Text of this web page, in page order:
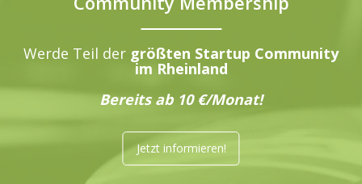
Werde Teil der größten Startup Community
im Rheinland
Bereits ab 10 €/Monat!
Jetzt informieren!